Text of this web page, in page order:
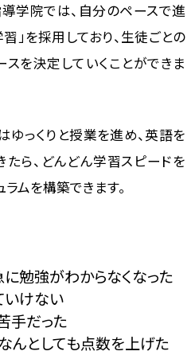
学院では、自分のペースで進
」を採用しており、生徒ごとの
を決定していくことができま
っくりと授業を進め、英語を
ら、どんどん学習スピードを
ムを構築できます。
勉強がわからなくなった
いけない
手だった
んとしても点数を上げた